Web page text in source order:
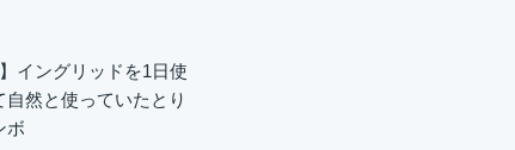
イングリッドを1日使
自然と使っていたとり
ボ